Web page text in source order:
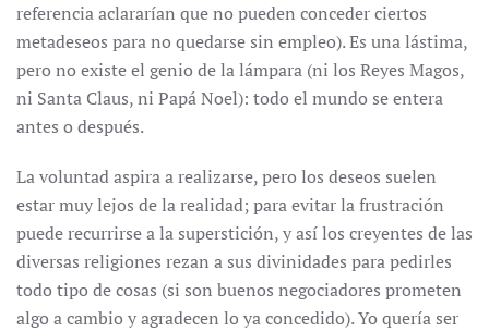
referencia aclararían que no pueden conceder ciertos
metadeseos para no quedarse sin empleo). Es una lástima,
pero no existe el genio de la lámpara (ni los Reyes Magos,
ni Santa Claus, ni Papá Noel): todo el mundo se entera
antes o después.
La voluntad aspira a realizarse, pero los deseos suelen
estar muy lejos de la realidad; para evitar la frustración
puede recurrirse a la superstición, y así los creyentes de las
diversas religiones rezan a sus divinidades para pedirles
todo tipo de cosas (si son buenos negociadores prometen
algo a cambio y agradecen lo ya concedido). Yo quería ser